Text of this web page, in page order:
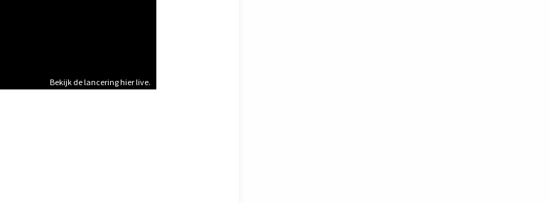
Bekijk de lancering hier live.